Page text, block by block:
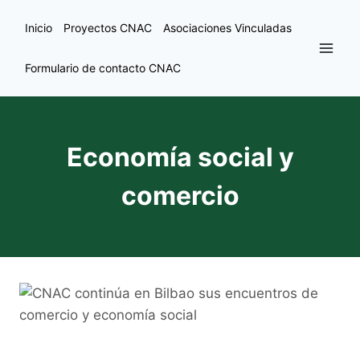
Inicio Proyectos CNAC Asociaciones Vinculadas
Formulario de contacto CNAC
Economía social y
comercio